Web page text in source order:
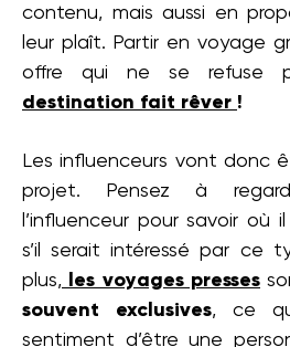
contenu, mais aussi en
leur plaît. Partir en voyage
offre qui ne se refuse
destination fait rêver !
Les influenceurs vont donc
projet. Pensez à
l’influenceur pour savoir où
s’il serait intéressé par ce
plus, les voyages presses
souvent exclusives, ce
sentiment d’être une